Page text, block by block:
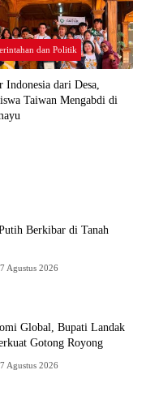
dan Politik
Indonesia dari Desa,
Taiwan Mengabdi di
Berkibar di Tanah
7 Agustus 2026
Global, Bupati Landak
Gotong Royong
7 Agustus 2026